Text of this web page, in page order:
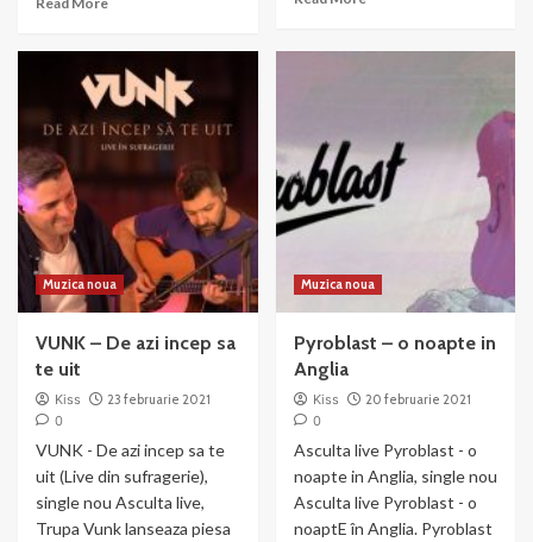
Red
Parlament
feat.
Elena
Tu
Hart
–
Cover
Muzica noua
VUNK – De azi incep sa
te uit
Kiss
23 februarie 2021
0
VUNK - De azi incep sa te
uit (Live din sufragerie),
single nou Asculta live,
Trupa Vunk lanseaza piesa
Muzica noua
Pyroblast – o noapte in
Anglia
Kiss
20 februarie 2021
0
Asculta live Pyroblast - o
noapte in Anglia, single nou
Asculta live Pyroblast - o
noaptE în Anglia. Pyroblast